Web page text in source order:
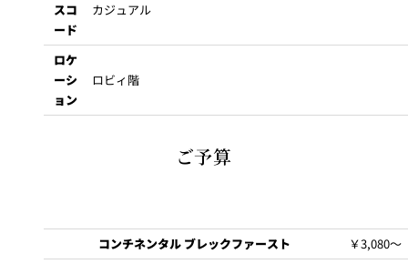
スコ
ード
カジュアル
ロケ
ーシ
ョン
ロビィ階
ご予算
コンチネンタル ブレックファースト
￥3,080～